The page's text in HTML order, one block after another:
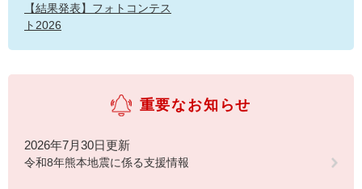
【結果発表】フォトコンテス
ト2026
重要なお知らせ
2026年7月30日更新
令和8年熊本地震に係る支援情報